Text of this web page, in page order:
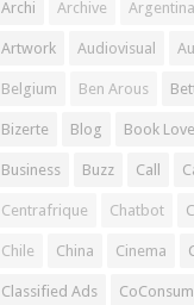
Archi Archive Argentina
Artwork Audiovisual
Belgium Ben Arous
Bizerte Blog Book
Business Buzz Call
Centrafrique Chatbot
Chile China Cinema
Classified Ads